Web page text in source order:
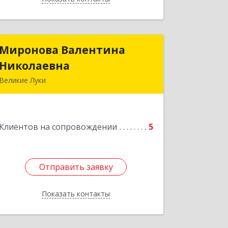
Миронова Валентина
Николаевна
Великие Луки
Клиентов на сопровождении 5
Отправить заявку
Показать контакты
Миронова Валентина
Отправить заявку
Назад